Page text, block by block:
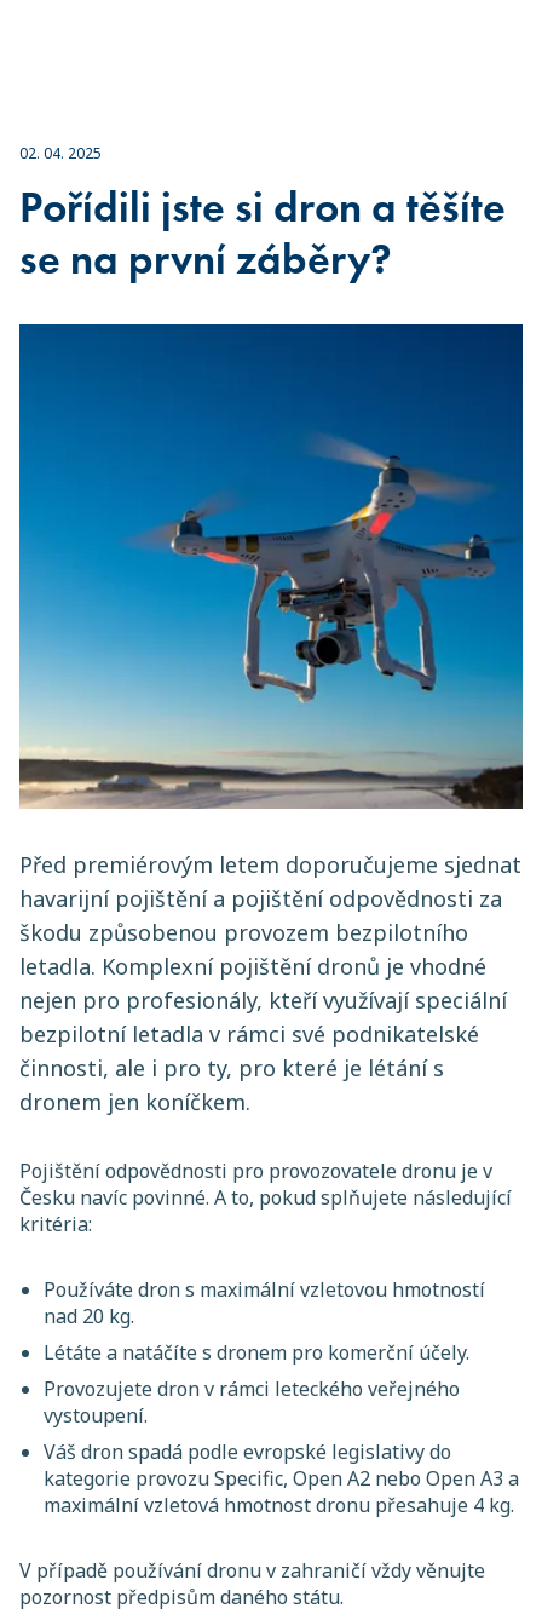
02. 04. 2025
Pořídili jste si dron a těšíte
se na první záběry?
Před premiérovým letem doporučujeme sjednat
havarijní pojištění a pojištění odpovědnosti za
škodu způsobenou provozem bezpilotního
letadla. Komplexní pojištění dronů je vhodné
nejen pro profesionály, kteří využívají speciální
bezpilotní letadla v rámci své podnikatelské
činnosti, ale i pro ty, pro které je létání s
dronem jen koníčkem.
Pojištění odpovědnosti pro provozovatele dronu je v
Česku navíc povinné. A to, pokud splňujete následující
kritéria:
Používáte dron s maximální vzletovou hmotností
nad 20 kg.
Létáte a natáčíte s dronem pro komerční účely.
Provozujete dron v rámci leteckého veřejného
vystoupení.
Váš dron spadá podle evropské legislativy do
kategorie provozu Specific, Open A2 nebo Open A3 a
maximální vzletová hmotnost dronu přesahuje 4 kg.
V případě používání dronu v zahraničí vždy věnujte
pozornost předpisům daného státu.